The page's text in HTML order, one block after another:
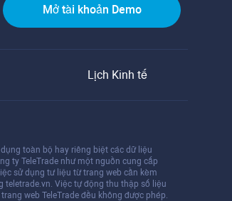
Mở tài khoản Demo
Lịch Kinh tế
toàn bộ hay riêng biệt các dữ liệu
ty TeleTrade như một nguồn cung cấp
sử dụng tư liệu từ trang web cần kèm
teletrade.vn. Việc tự động thu thập số liệu
web TeleTrade đều không được phép.